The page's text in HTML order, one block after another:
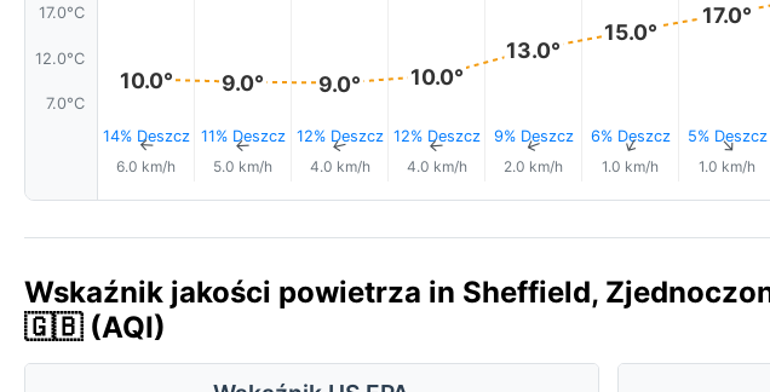
17.0°C
12.0°C
7.0°C
10.0°
14% Deszcz
↑
6.0 km/h
9.0°
11% Deszcz
↑
5.0 km/h
9.0°
12% Deszcz
↑
4.0 km/h
10.0°
12% Deszcz
↑
4.0 km/h
13.0°
9% Deszcz
↑
2.0 km/h
15.0°
6% Deszcz
↑
1.0 km/h
17.0°
5% Deszcz
↑
1.0 km/h
Wskaźnik jakości powietrza in Sheffield,
🇬🇧 (AQI)